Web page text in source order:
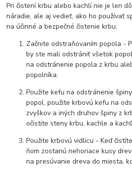
Pri čistení krbu alebo kachlí nie je len
náradie, ale aj vedieť, ako ho používať
na účinné a bezpečné čistenie krbu:
Začnite odstraňovaním popola -
by ste mali odstrániť všetok
na odstránenie popola z krbu
popolníka.
Použite kefu na odstránenie
popol, použite krbovú kefu na
zvyškov a iných druhov špiny z
očistite steny krbu, kachle a
Použite krbovú vidlicu - Keď
ňom zostanú nehoriace kusy
na presúvanie dreva do miesta,